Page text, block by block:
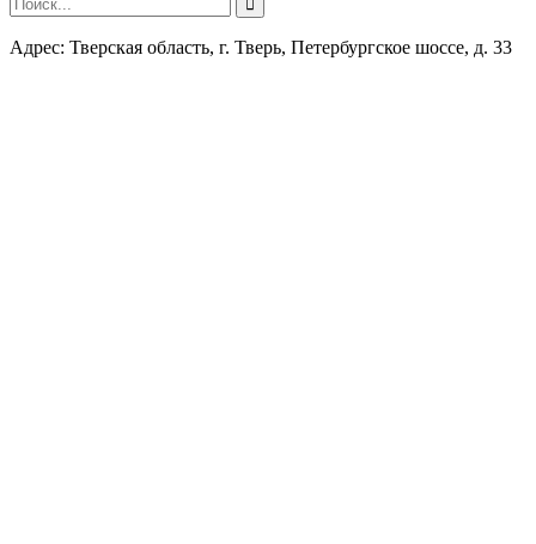
Адрес: Тверская область, г. Тверь, Петербургское шоссе, д. 33